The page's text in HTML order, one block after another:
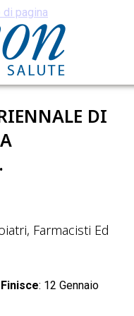
di pagina
DI
Farmacisti Ed
Finisce: 12 Gennaio